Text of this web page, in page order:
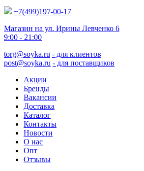
+7(499)197-00-17
Магазин на ул. Ирины Левченко 6
9:00 - 21:00
torg@soyka.ru - для клиентов
post@soyka.ru - для поставщиков
Акции
Бренды
Вакансии
Доставка
Каталог
Контакты
Новости
О нас
Опт
Отзывы